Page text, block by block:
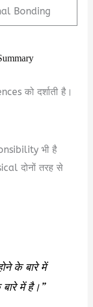
Bonding
को दर्शाती है।
भी है
दोनों तरह से
के बारे में
में है।”